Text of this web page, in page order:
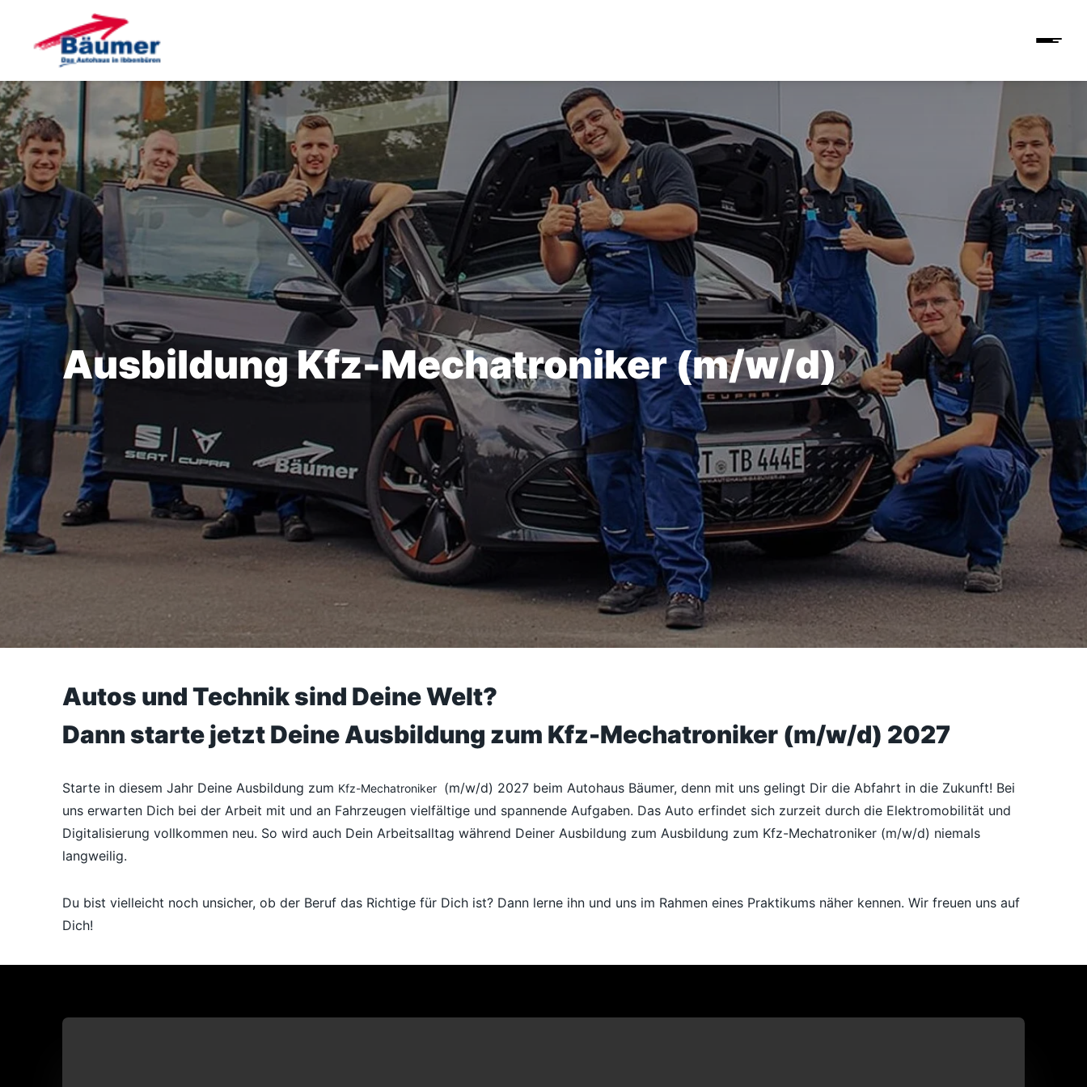
Ausbildung Kfz-Mechatroniker (m/w/d)
Autos und Technik sind Deine Welt?
Dann starte jetzt Deine Ausbildung zum Kfz-Mechatroniker (m/w/d) 2027
Starte in diesem Jahr Deine Ausbildung zum Kfz-Mechatroniker (m/w/d) 2027 beim Autohaus Bäumer, denn mit uns gelingt Dir die Abfahrt in die Zukunft! Bei
uns erwarten Dich bei der Arbeit mit und an Fahrzeugen vielfältige und spannende Aufgaben. Das Auto erfindet sich zurzeit durch die Elektromobilität und
Digitalisierung vollkommen neu. So wird auch Dein Arbeitsalltag während Deiner Ausbildung zum Ausbildung zum Kfz-Mechatroniker (m/w/d) niemals
langweilig.
Du bist vielleicht noch unsicher, ob der Beruf das Richtige für Dich ist? Dann lerne ihn und uns im Rahmen eines Praktikums näher kennen. Wir freuen uns auf
Dich!